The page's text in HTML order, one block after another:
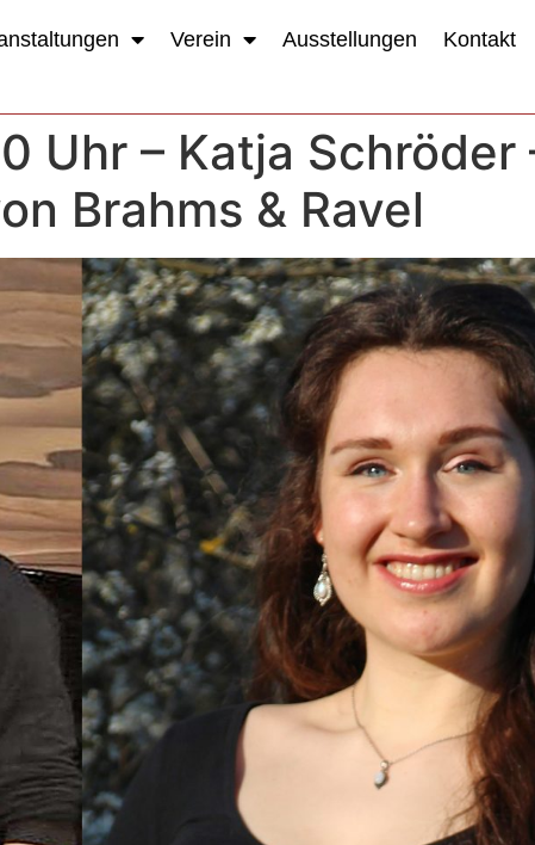
Verein Ausstellungen Kontakt
Uhr – Katja Schröder
Brahms & Ravel